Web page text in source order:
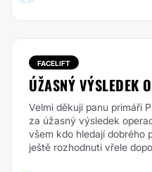
FACELIFT
ÚŽASNÝ VÝSLEDEK
Velmi děkuji panu primáři
za úžasný výsledek
všem kdo hledají dobrého
ještě rozhodnuti vřele